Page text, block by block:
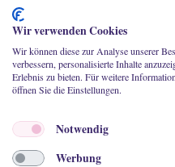
Zum Kontaktformular
E-Mail senden
Nicht nur ein
Wir verwenden Cookies
Wir können diese zur Analyse unserer
verbessern, personalisierte Inhalte
Erlebnis zu bieten. Für weitere
öffnen Sie die Einstellungen.
Notwendig
Werbung